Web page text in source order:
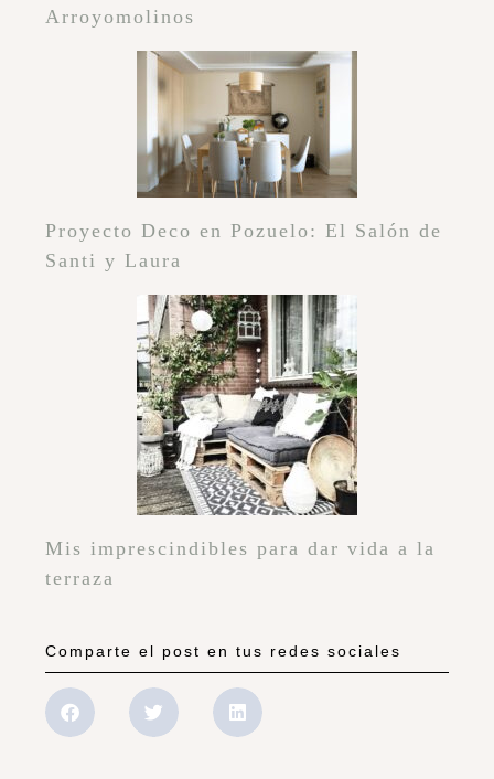
Arroyomolinos
Proyecto Deco en Pozuelo: El Salón de
Santi y Laura
Mis imprescindibles para dar vida a la
terraza
Comparte el post en tus redes sociales